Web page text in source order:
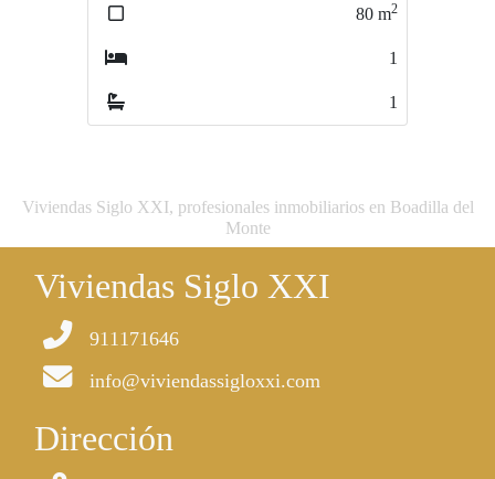
80 m2
1
1
Viviendas Siglo XXI, profesionales inmobiliarios en Boadilla del
Monte
Viviendas Siglo XXI
911171646
info@viviendassigloxxi.com
Dirección